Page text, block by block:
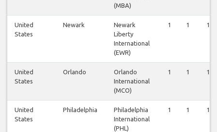
(MBA)
United
States
Newark
Newark
Liberty
International
(EWR)
1 1 1
United
States
Orlando
Orlando
International
(MCO)
1 1 1
United
States
Philadelphia
Philadelphia
International
(PHL)
1 1 1